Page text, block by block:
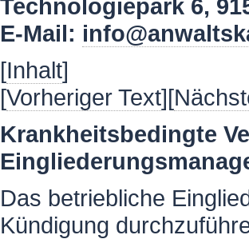
Technologiepark 6,
E-Mail:
[Inhalt]
[Vorheriger Text][
Krankheitsbedingte
Das betriebliche
Kündigung